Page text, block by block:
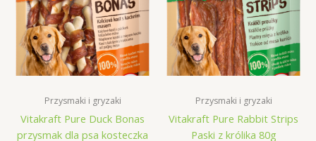
Przysmaki i gryzaki
Vitakraft Pure Duck Bonas
przysmak dla psa kosteczka
Przysmaki i gryzaki
Vitakraft Pure Rabbit Strips
Paski z królika 80g